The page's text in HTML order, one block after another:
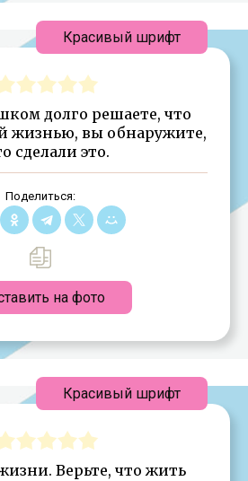
долго решаете, что
жизнью, вы обнаружите,
сделали это.
Поделиться:
на фото
Красивый шрифт
Верьте, что жить
Красивый шрифт